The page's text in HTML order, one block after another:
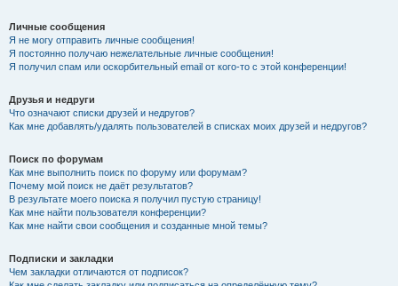
Личные сообщения
Я не могу отправить личные сообщения!
Я постоянно получаю нежелательные личные сообщения!
Я получил спам или оскорбительный email от кого-то с этой конференции!
Друзья и недруги
Что означают списки друзей и недругов?
Как мне добавлять/удалять пользователей в списках моих друзей и недругов?
Поиск по форумам
Как мне выполнить поиск по форуму или форумам?
Почему мой поиск не даёт результатов?
В результате моего поиска я получил пустую страницу!
Как мне найти пользователя конференции?
Как мне найти свои сообщения и созданные мной темы?
Подписки и закладки
Чем закладки отличаются от подписок?